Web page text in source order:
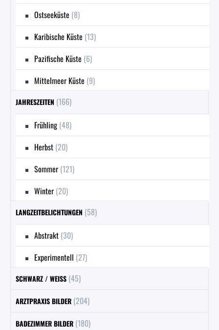
Ostseeküste (8)
Karibische Küste (13)
Pazifische Küste (6)
Mittelmeer Küste (9)
JAHRESZEITEN (166)
Frühling (48)
Herbst (20)
Sommer (121)
Winter (20)
LANGZEITBELICHTUNGEN (58)
Abstrakt (30)
Experimentell (27)
SCHWARZ / WEISS (45)
ARZTPRAXIS BILDER (204)
BADEZIMMER BILDER (180)